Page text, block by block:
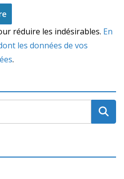
réduire les indésirables. En
les données de vos
.